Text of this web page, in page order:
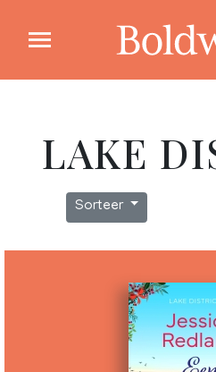
LAKE
Sorteer